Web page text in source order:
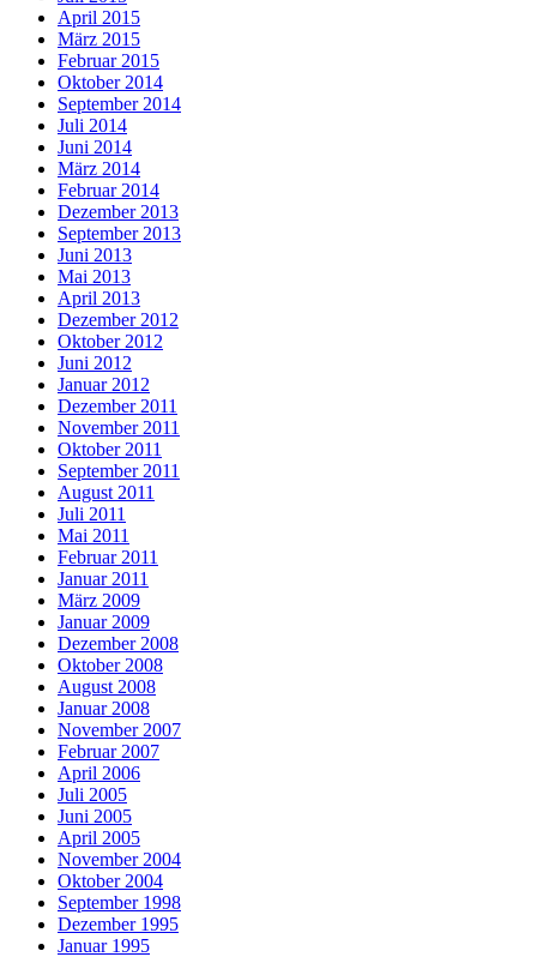
April 2015
März 2015
Februar 2015
Oktober 2014
September 2014
Juli 2014
Juni 2014
März 2014
Februar 2014
Dezember 2013
September 2013
Juni 2013
Mai 2013
April 2013
Dezember 2012
Oktober 2012
Juni 2012
Januar 2012
Dezember 2011
November 2011
Oktober 2011
September 2011
August 2011
Juli 2011
Mai 2011
Februar 2011
Januar 2011
März 2009
Januar 2009
Dezember 2008
Oktober 2008
August 2008
Januar 2008
November 2007
Februar 2007
April 2006
Juli 2005
Juni 2005
April 2005
November 2004
Oktober 2004
September 1998
Dezember 1995
Januar 1995